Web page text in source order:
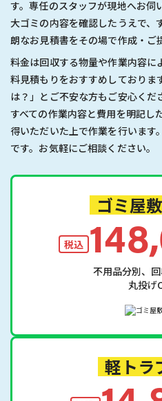
す。専任のスタッフが現地へお伺
大ゴミの内容を確認したうえで、
朗なお見積書をその場で作成・ご
料金は回収する物量や作業内容に
料見積もりをおすすめしておりま
は？」とご不安な方もご安心くだ
すべての作業内容と費用を明記し
得いただいた上で作業を行いま
です。お気軽にご相談ください。
ゴミ屋
税込
不用品分別、
丸投げ
軽トラ